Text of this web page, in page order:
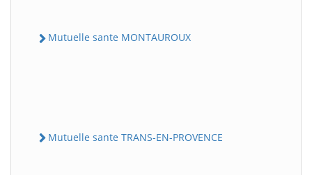
Mutuelle sante MONTAUROUX
Mutuelle sante TRANS-EN-PROVENCE